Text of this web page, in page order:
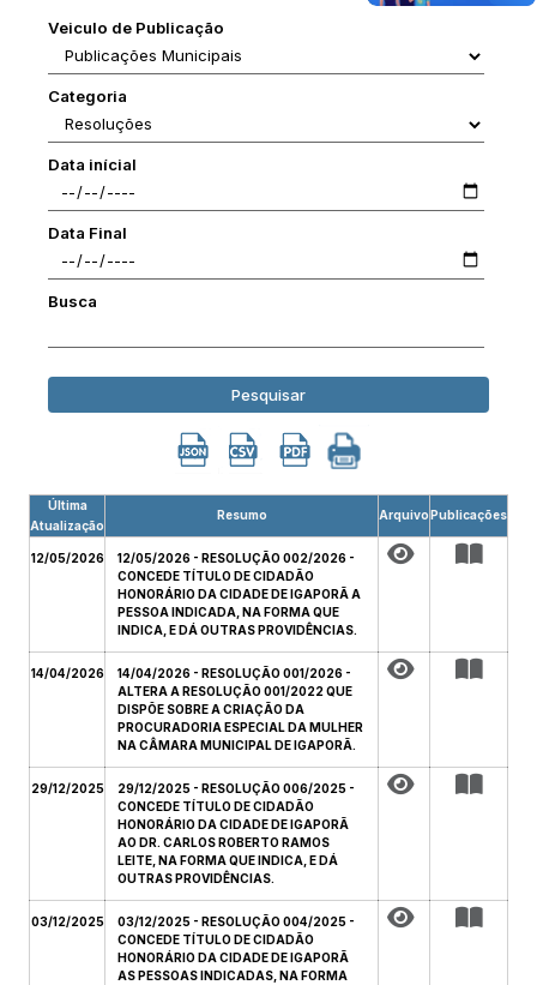
Veiculo de Publicação
Categoria
Data inícial
Data Final
Busca
Pesquisar
Última
Atualização
Resumo ArquivoPublicações
12/05/2026
12/05/2026 - RESOLUÇÃO 002/2026 -
CONCEDE TÍTULO DE CIDADÃO
HONORÁRIO DA CIDADE DE IGAPORÃ A
PESSOA INDICADA, NA FORMA QUE
INDICA, E DÁ OUTRAS PROVIDÊNCIAS.
14/04/2026
14/04/2026 - RESOLUÇÃO 001/2026 -
ALTERA A RESOLUÇÃO 001/2022 QUE
DISPÕE SOBRE A CRIAÇÃO DA
PROCURADORIA ESPECIAL DA MULHER
NA CÂMARA MUNICIPAL DE IGAPORÃ.
29/12/2025
29/12/2025 - RESOLUÇÃO 006/2025 -
CONCEDE TÍTULO DE CIDADÃO
HONORÁRIO DA CIDADE DE IGAPORÃ
AO DR. CARLOS ROBERTO RAMOS
LEITE, NA FORMA QUE INDICA, E DÁ
OUTRAS PROVIDÊNCIAS.
03/12/2025
03/12/2025 - RESOLUÇÃO 004/2025 -
CONCEDE TÍTULO DE CIDADÃO
HONORÁRIO DA CIDADE DE IGAPORÃ
AS PESSOAS INDICADAS, NA FORMA